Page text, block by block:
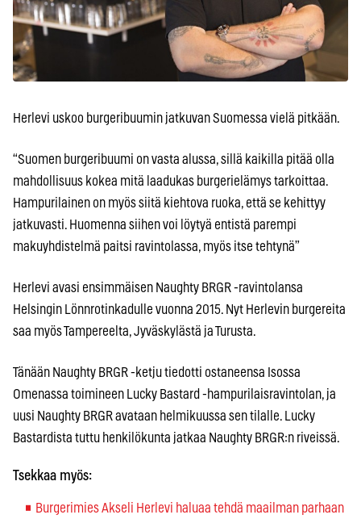
Herlevi uskoo burgeribuumin jatkuvan Suomessa vielä pitkään.
“Suomen burgeribuumi on vasta alussa, sillä kaikilla pitää olla
mahdollisuus kokea mitä laadukas burgerielämys tarkoittaa.
Hampurilainen on myös siitä kiehtova ruoka, että se kehittyy
jatkuvasti. Huomenna siihen voi löytyä entistä parempi
makuyhdistelmä paitsi ravintolassa, myös itse tehtynä”
Herlevi avasi ensimmäisen Naughty BRGR -ravintolansa
Helsingin Lönnrotinkadulle vuonna 2015. Nyt Herlevin burgereita
saa myös Tampereelta, Jyväskylästä ja Turusta.
Tänään Naughty BRGR -ketju tiedotti ostaneensa Isossa
Omenassa toimineen Lucky Bastard -hampurilaisravintolan, ja
uusi Naughty BRGR avataan helmikuussa sen tilalle. Lucky
Bastardista tuttu henkilökunta jatkaa Naughty BRGR:n riveissä.
Tsekkaa myös:
Burgerimies Akseli Herlevi haluaa tehdä maailman parhaan